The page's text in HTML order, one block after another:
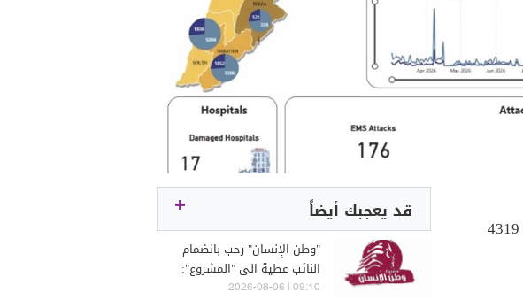
باتت كالتالي: 4319
قد يعجبك أيضاً
"وطن الإنسان" رحب بانضمام
النائب عطية الى "المشروع":
الإصلاح ضرورة
09:10 | 2026-08-06